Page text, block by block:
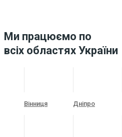
Ми працюємо по
всіх областях України
Вінниця Дніпро